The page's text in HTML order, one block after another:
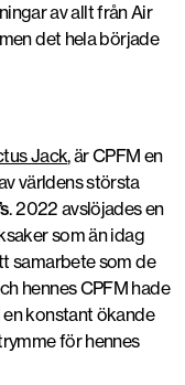
av allt från Air
det hela började
Jack, är CPFM en
världens största
. 2022 avslöjades en
som än idag
samarbete som de
hennes CPFM hade
konstant ökande
för hennes